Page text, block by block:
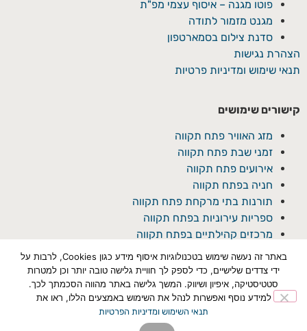
פוטו מגנה – איסוף עצמי מפ"ת
מגנט מזמור לתודה
סדנת צילום בסמארטפון
הצהרת נגישות
תנאי שימוש ומדיניות פרטיות
קישורים שימושים
מזג האוויר פתח תקווה
זמני שבת פתח תקווה
אירועים פתח תקווה
חניה בפתח תקווה
תורנות בתי מרקחת פתח תקווה
ספריות עירוניות בפתח תקווה
מרכזים קהילתיים בפתח תקווה
באתר זה נעשה שימוש בטכנולוגיות איסוף מידע כגון Cookies, לרבות על
ידי צדדים שלישיים, כדי לספק לך חוויית גלישה טובה יותר וכן למטרות
סטטיסטיקה, איפיון ושיווק. המשך גלישה באתר מהווה הסכמתך לכך.
למידע נוסף ואפשרות לנהל את השימוש באמצעים הללו, ראו את
תנאי השימוש ומדיניות הפרטיות